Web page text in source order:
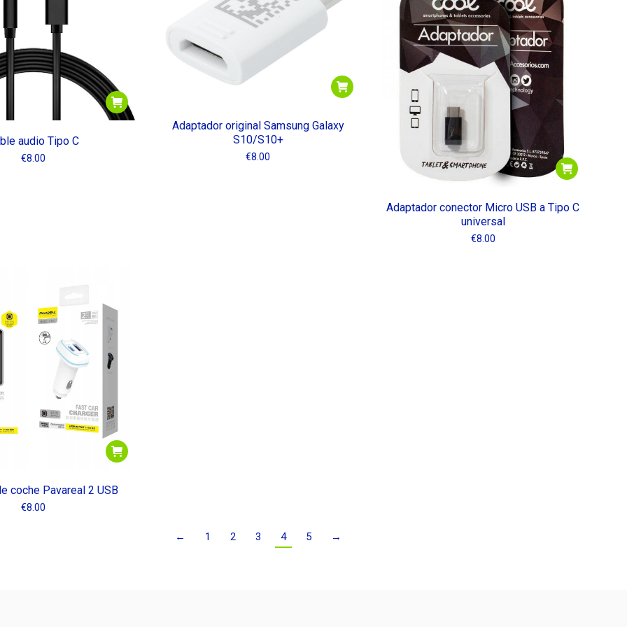
audio Tipo C
€8.00
Adaptador original Samsung Galaxy
S10/S10+
€8.00
Adaptador conector Micro USB a Tipo C
universal
€8.00
coche Pavareal 2 USB
€8.00
← 1 2 3 4 5 →